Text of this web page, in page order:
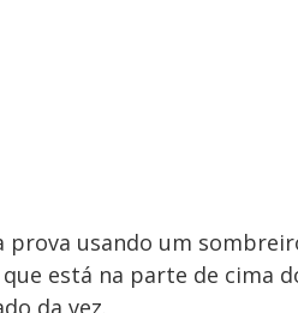
prova usando um
está na parte de cima
da vez.